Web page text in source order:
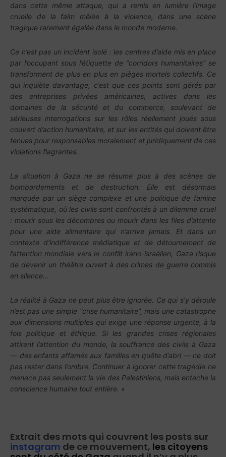
dans cette même attaque, qui a remis en lumière l’image
cruelle de la faim mêlée à la violence, dans une scène
tragique rarement égalée dans le monde moderne.
Ce n’est pas un incident isolé : les centres d’aide mis en place
par l’occupant sous l’étiquette de “corridors humanitaires” se
transforment de plus en plus en pièges mortels collectifs. Ce
qui inquiète davantage, c’est que ces points sont gérés par
des entreprises privées américaines, actives dans les
domaines de la sécurité et du commerce, soulevant de
sérieuses interrogations sur les rôles réellement joués sous
couvert d’action humanitaire, et sur les entités qui doivent être
tenues pour responsables moralement et juridiquement de ces
violations flagrantes.
La situation à Gaza ne se résume plus à des scènes de
bombardements et de destruction. Elle est désormais
marquée par un siège complexe et une politique de famine
systématique, où les civils sont confrontés à un dilemme cruel
: mourir sous les décombres ou mourir dans les files d’attente
pour une aide alimentaire qui n’arrive jamais. Et dans un
contexte d’indifférence médiatique et de détournement de
l’attention mondiale vers le conflit irano-israélien, Gaza risque
de devenir un théâtre ouvert à des crimes de guerre commis
en silence…
La réalité à Gaza ne peut plus être ignorée. Ce qui s’y déroule
n’est pas une simple “crise humanitaire”, mais une catastrophe
aux dimensions multiples qui exige une réponse urgente, à la
fois politique et éthique. Si les grandes crises régionales
attirent l’attention du monde, la souffrance des civils à Gaza
— des enfants affamés aux familles en quête d’abri — ne doit
pas rester dans l’ombre. Continuer à ignorer cette tragédie ne
menace pas seulement la vie des Palestiniens, mais entache la
conscience humaine tout entière. »
Extrait des mots qui couvrent les posts sur
instagram de ce mouvement, les citoyens